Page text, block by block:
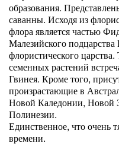
образования.
саванны. Исходя из
флора является частью
Малезийского подцарства
флористического
семенных растений
Гвинея. Кроме того,
произрастающие в
Новой Каледонии, Новой
Полинезии.
Единственное, что очень
времени.